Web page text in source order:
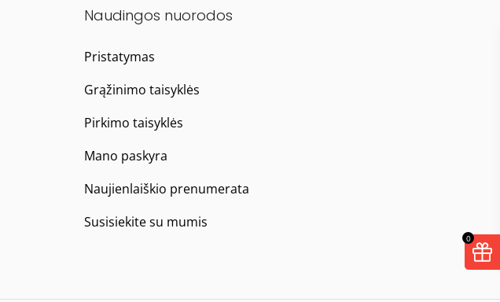
Naudingos nuorodos
Pristatymas
Grąžinimo taisyklės
Pirkimo taisyklės
Mano paskyra
Naujienlaiškio prenumerata
Susisiekite su mumis
0